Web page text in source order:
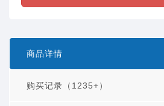
商品详情
购买记录（1235+）